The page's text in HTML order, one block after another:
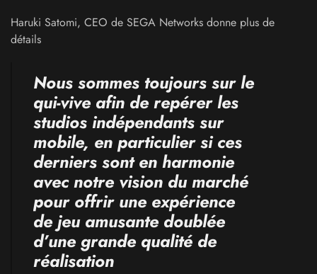
Haruki Satomi, CEO de SEGA Networks donne plus de
détails
Nous sommes toujours sur le
qui-vive afin de repérer les
studios indépendants sur
mobile, en particulier si ces
derniers sont en harmonie
avec notre vision du marché
pour offrir une expérience
de jeu amusante doublée
d’une grande qualité de
réalisation